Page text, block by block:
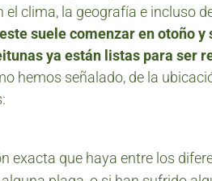
el clima, la geografía e incluso
suele comenzar en otoño
ya están listas para ser
hemos señalado, de la
exacta que haya entre los